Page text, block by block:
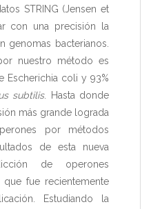
STRING (Jensen et
con una precisión la
genomas bacterianos.
nuestro método es
Escherichia coli y 93%
subtilis. Hasta donde
más grande lograda
por métodos
de esta nueva
de operones
fue recientemente
Estudiando la